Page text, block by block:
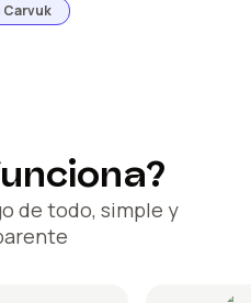
Carvuk
de todo, simple y